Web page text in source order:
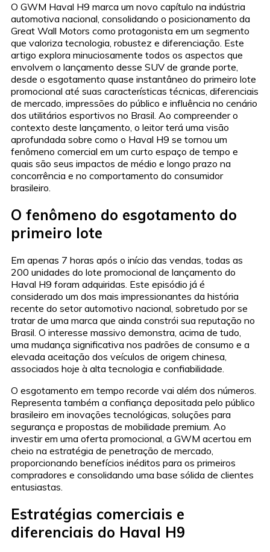
O GWM Haval H9 marca um novo capítulo na indústria
automotiva nacional, consolidando o posicionamento da
Great Wall Motors como protagonista em um segmento
que valoriza tecnologia, robustez e diferenciação. Este
artigo explora minuciosamente todos os aspectos que
envolvem o lançamento desse SUV de grande porte,
desde o esgotamento quase instantâneo do primeiro lote
promocional até suas características técnicas, diferenciais
de mercado, impressões do público e influência no cenário
dos utilitários esportivos no Brasil. Ao compreender o
contexto deste lançamento, o leitor terá uma visão
aprofundada sobre como o Haval H9 se tornou um
fenômeno comercial em um curto espaço de tempo e
quais são seus impactos de médio e longo prazo na
concorrência e no comportamento do consumidor
brasileiro.
O fenômeno do esgotamento do
primeiro lote
Em apenas 7 horas após o início das vendas, todas as
200 unidades do lote promocional de lançamento do
Haval H9 foram adquiridas. Este episódio já é
considerado um dos mais impressionantes da história
recente do setor automotivo nacional, sobretudo por se
tratar de uma marca que ainda constrói sua reputação no
Brasil. O interesse massivo demonstra, acima de tudo,
uma mudança significativa nos padrões de consumo e a
elevada aceitação dos veículos de origem chinesa,
associados hoje à alta tecnologia e confiabilidade.
O esgotamento em tempo recorde vai além dos números.
Representa também a confiança depositada pelo público
brasileiro em inovações tecnológicas, soluções para
segurança e propostas de mobilidade premium. Ao
investir em uma oferta promocional, a GWM acertou em
cheio na estratégia de penetração de mercado,
proporcionando benefícios inéditos para os primeiros
compradores e consolidando uma base sólida de clientes
entusiastas.
Estratégias comerciais e
diferenciais do Haval H9